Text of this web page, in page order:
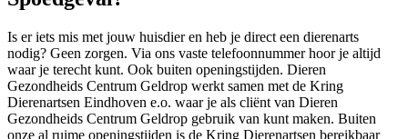
Is er iets mis met jouw huisdier en heb je direct een dierenarts
nodig? Geen zorgen. Via ons vaste telefoonnummer hoor je altijd
waar je terecht kunt. Ook buiten openingstijden. Dieren
Gezondheids Centrum Geldrop werkt samen met de Kring
Dierenartsen Eindhoven e.o. waar je als cliënt van Dieren
Gezondheids Centrum Geldrop gebruik van kunt maken. Buiten
onze al ruime openingstijden is de Kring Dierenartsen bereikbaar